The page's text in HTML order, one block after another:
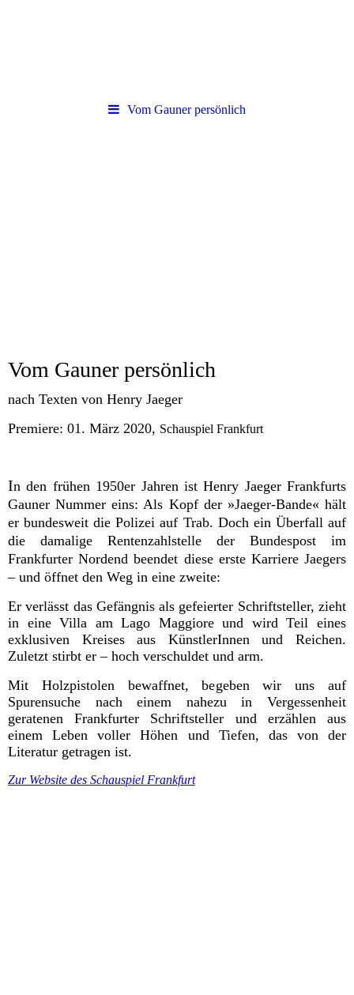
Vom Gauner persönlich
Vom Gauner persönlich
nach Texten von Henry Jaeger
Premiere: 01. März 2020, Schauspiel Frankfurt
In den frühen 1950er Jahren ist Henry Jaeger Frankfurts
Gauner Nummer eins: Als Kopf der »Jaeger-Bande« hält
er bundesweit die Polizei auf Trab. Doch ein Überfall auf
die damalige Rentenzahlstelle der Bundespost im
Frankfurter Nordend beendet diese erste Karriere Jaegers
– und öffnet den Weg in eine zweite:
Er verlässt das Gefängnis als gefeierter Schriftsteller, zieht
in eine Villa am Lago Maggiore und wird Teil eines
exklusiven Kreises aus KünstlerInnen und Reichen.
Zuletzt stirbt er – hoch verschuldet und arm.
Mit Holzpistolen bewaffnet, begeben wir uns auf
Spurensuche nach einem nahezu in Vergessenheit
geratenen Frankfurter Schriftsteller und erzählen aus
einem Leben voller Höhen und Tiefen, das von der
Literatur getragen ist.
Zur Website des Schauspiel Frankfurt